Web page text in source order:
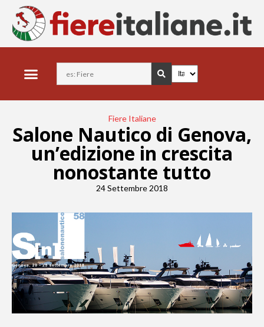
Fiere Italiane
Salone Nautico di Genova,
un’edizione in crescita
nonostante tutto
24 Settembre 2018